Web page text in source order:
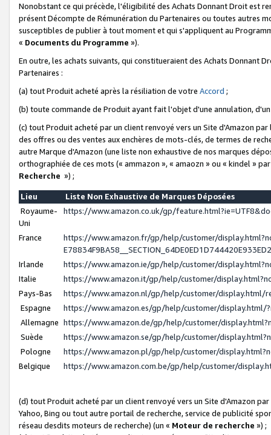
Nonobstant ce qui précède, l'éligibilité des Achats Donnant Droit est
présent Décompte de Rémunération du Partenaires ou toutes autres
susceptibles de publier à tout moment et qui s'appliquent au
« Documents du Programme »).
En outre, les achats suivants, qui constitueraient des Achats Donnant
Partenaires :
(a) tout Produit acheté après la résiliation de votre Accord ;
(b) toute commande de Produit ayant fait l'objet d'une annulation,
(c) tout Produit acheté par un client renvoyé vers un Site d'Amazon
des offres ou des ventes aux enchères de mots-clés, de termes de
autre Marque d'Amazon (une liste non exhaustive de nos marques
orthographiée de ces mots (« ammazon », « amaozn » ou « kindel »
Recherche ») ;
Lieu
Liste Non Exhaustive de Marques Déposées
Royaume-
Uni
https://www.amazon.co.uk/gp/
France
https://www.amazon.fr/gp/help/customer/
Irlande
https://www.amazon.ie/gp/help/customer/
Italie
https://www.amazon.it/gp/help/customer/
Pays-Bas
https://www.amazon.nl/gp/help/customer/display.html/
Espagne
https://www.amazon.es/gp/help/customer/display.html/
Allemagne https://www.amazon.de/gp/help/customer/
Suède
https://www.amazon.se/gp/help/customer/
Pologne
https://www.amazon.pl/gp/help/customer/
Belgique
https://www.amazon.com.be/gp/help/customer/
(d) tout Produit acheté par un client renvoyé vers un Site d'Amazon
Yahoo, Bing ou tout autre portail de recherche, service de publicité
réseau desdits moteurs de recherche) (un « Moteur de recherche ») ;